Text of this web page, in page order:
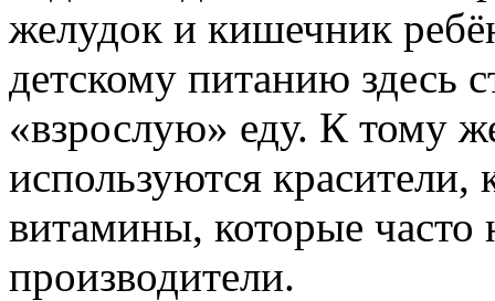
желудок и кишечник
детскому питанию здесь
«взрослую» еду. К тому
используются красители,
витамины, которые часто
производители.